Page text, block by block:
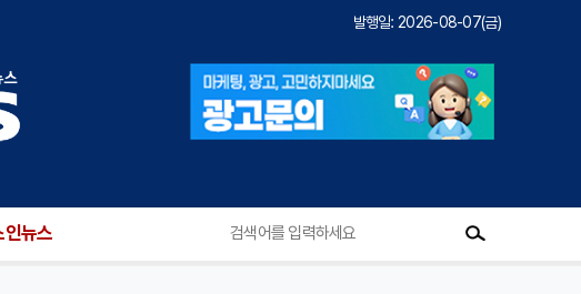
발행일: 2026-08-07(금)
인뉴스